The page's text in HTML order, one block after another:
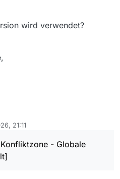
wird verwendet?
finden kann ich:
die Sendung?
21:11
- Globale